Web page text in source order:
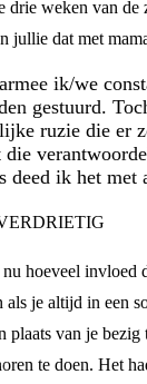
drie weken van de
jullie dat met
ik/we
gestuurd.
ruzie die er
die
deed ik het met
hoeveel invloed
je altijd in een
plaats van je bezig
te doen. Het